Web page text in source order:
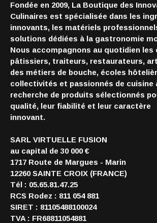
Fondée en 2009, La Boutique des
Culinaires est spécialisée dans les
innovants, les matériels
solutions dédiées à la gastronomie
Nous accompagnons au quotidien les
pâtissiers, traiteurs, restaurateurs,
des métiers de bouche, écoles
collectivités et passionnés de cuisine
recherche de produits sélectionnés
qualité, leur fiabilité et leur caractère
innovant.
SARL VIRTUELLE FUSION
au capital de 30 000 €
1717 Route de Margues - Marin
12260 SAINTE CROIX (FRANCE)
Tél : 05.65.81.47.25
RCS Rodez : 811 054 881
SIRET : 81105488100024
TVA : FR68811054881